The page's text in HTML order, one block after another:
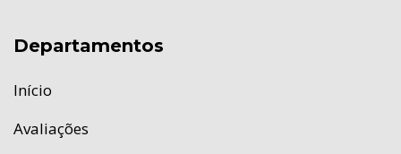
Departamentos
Início
Avaliações